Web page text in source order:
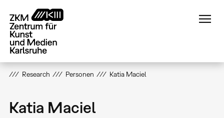
zum
Inhalt
Research Personen Katia Maciel
Katia Maciel